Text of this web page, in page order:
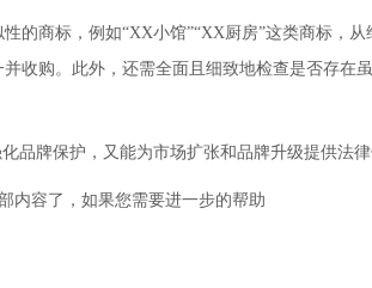
商标，例如“XX小馆”“XX厨房”这类商标，从
收购。此外，还需全面且细致地检查是否存在
品牌保护，又能为市场扩张和品牌升级提供法律
内容了，如果您需要进一步的帮助